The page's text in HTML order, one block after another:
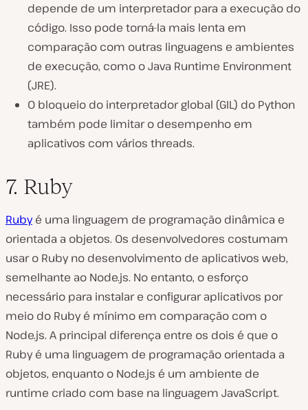
depende de um interpretador para a execução do
código. Isso pode torná-la mais lenta em
comparação com outras linguagens e ambientes
de execução, como o Java Runtime Environment
(JRE).
O bloqueio do interpretador global (GIL) do Python
também pode limitar o desempenho em
aplicativos com vários threads.
7. Ruby
Rubyé uma linguagem de programação dinâmica e
orientada a objetos. Os desenvolvedores costumam
usar o Ruby no desenvolvimento de aplicativos web,
semelhante ao Node.js. No entanto, o esforço
necessário para instalar e configurar aplicativos por
meio do Ruby é mínimo em comparação com o
Node.js. A principal diferença entre os dois é que o
Ruby é uma linguagem de programação orientada a
objetos, enquanto o Node.js é um ambiente de
runtime criado com base na linguagem JavaScript.